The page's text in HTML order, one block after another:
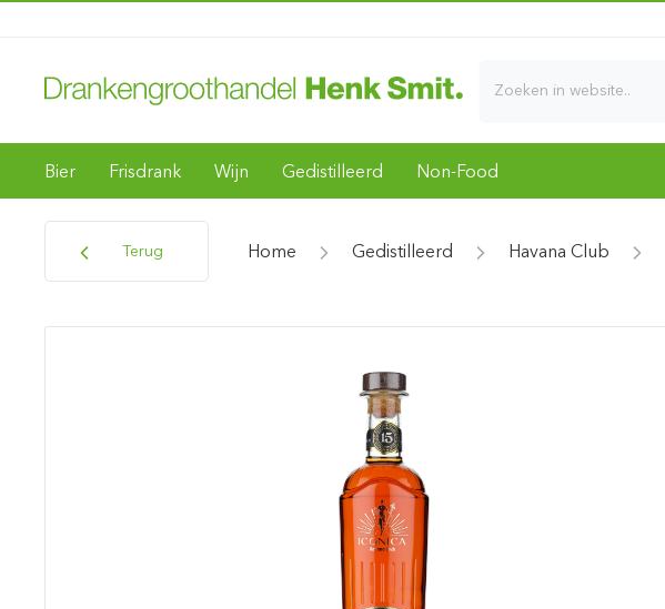
Bier Frisdrank Wijn Gedistilleerd Non-Food
Terug Home Gedistilleerd Havana Club